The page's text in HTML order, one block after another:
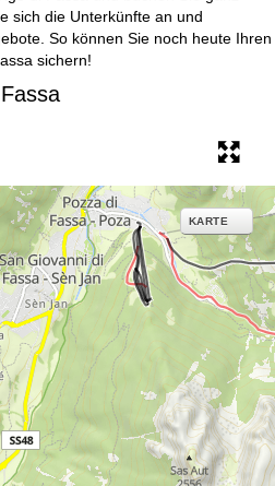
sich die Unterkünfte an und
So können Sie noch heute Ihren
sichern!
KARTE